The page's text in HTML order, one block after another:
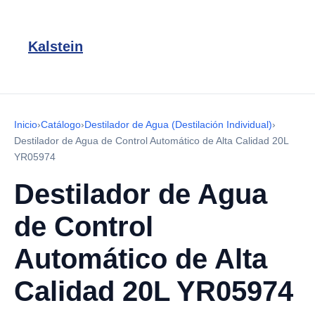
Kalstein
Inicio›Catálogo›Destilador de Agua (Destilación Individual)›
Destilador de Agua de Control Automático de Alta Calidad 20L
YR05974
Destilador de Agua
de Control
Automático de Alta
Calidad 20L YR05974